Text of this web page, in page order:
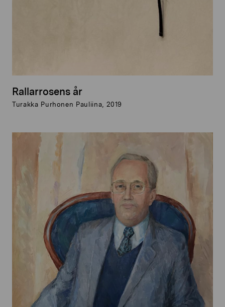
Rallarrosens år
Turakka Purhonen Pauliina, 2019